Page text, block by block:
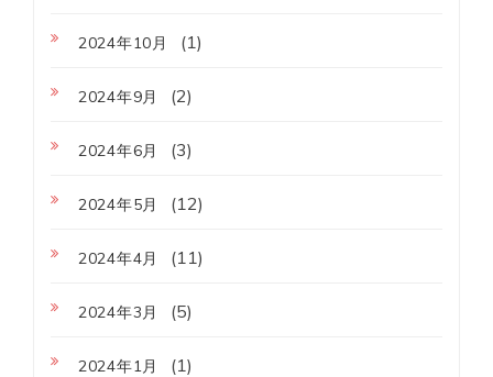
2024年10月 (1)
2024年9月 (2)
2024年6月 (3)
2024年5月 (12)
2024年4月 (11)
2024年3月 (5)
2024年1月 (1)